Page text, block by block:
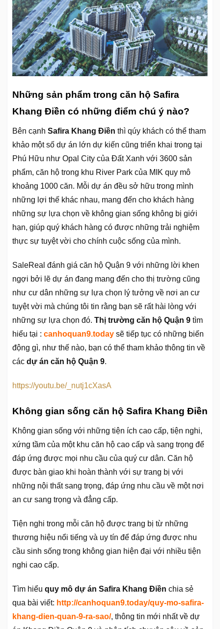
Những sản phẩm trong căn hộ Safira
Khang Điền có những điểm chú ý nào?
Bên cạnh Safira Khang Điền thì qúy khách có thể tham
khảo một số dự án lớn dự kiến cũng triển khai trong tại
Phú Hữu như Opal City của Đất Xanh với 3600 sản
phẩm, căn hộ trong khu River Park của MIK quy mô
khoảng 1000 căn. Mỗi dự án đều sở hữu trong mình
những lợi thế khác nhau, mang đến cho khách hàng
những sự lựa chọn về không gian sống không bị giới
hạn, giúp quý khách hàng có được những trải nghiệm
thực sự tuyệt vời cho chính cuộc sống của mình.
SaleReal đánh giá căn hộ Quận 9 với những lời khen
ngợi bởi lẽ dự án đang mang đến cho thị trường cũng
như cư dân những sự lựa chọn lý tưởng về nơi an cư
tuyệt vời mà chúng tôi tin rằng bạn sẽ rất hài lòng với
những sự lựa chọn đó. Thị trường căn hộ Quận 9 tìm
hiểu tại : canhoquan9.today sẽ tiếp tục có những biến
động gì, như thế nào, bạn có thể tham khảo thông tin về
các dự án căn hộ Quận 9.
https://youtu.be/_nutj1cXasA
Không gian sống căn hộ Safira Khang Điền
Không gian sống với những tiện ích cao cấp, tiện nghi,
xứng tầm của một khu căn hộ cao cấp và sang trọng để
đáp ứng được mọi nhu cầu của quý cư dân. Căn hộ
được bàn giao khi hoàn thành với sự trang bị với
những nội thất sang trọng, đáp ứng nhu cầu về một nơi
an cư sang trọng và đẳng cấp.
Tiện nghi trong mỗi căn hộ được trang bị từ những
thương hiệu nổi tiếng và uy tín để đáp ứng được nhu
cầu sinh sống trong không gian hiện đại với nhiều tiện
nghi cao cấp.
Tìm hiểu quy mô dự án Safira Khang Điền chia sẻ
qua bài viết: http://canhoquan9.today/quy-mo-safira-
khang-dien-quan-9-ra-sao/, thông tin mới nhất về dự